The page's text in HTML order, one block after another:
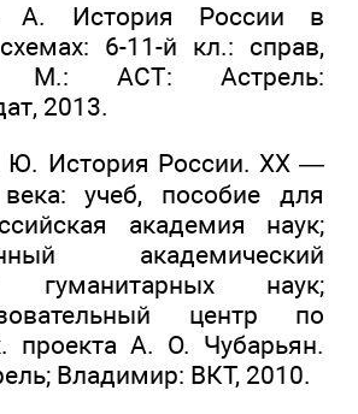
А. История России в
6-11-й кл.: справ,
М.: ACT: Астрель:
2013.
Ю. История России. XX —
учеб, пособие для
академия наук;
академический
гуманитарных наук;
центр по
проекта А. О. Чубарьян.
Владимир: ВКТ, 2010.